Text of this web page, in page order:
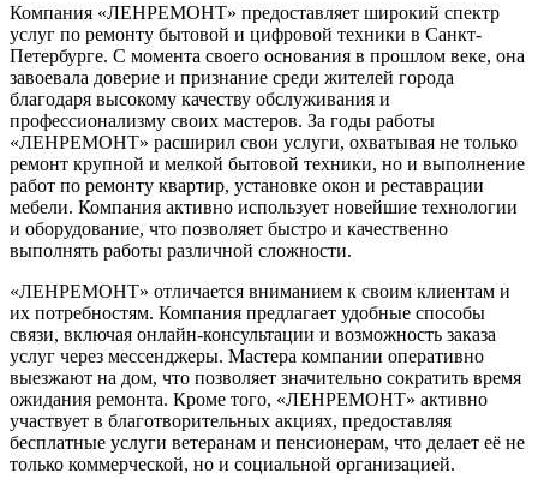
Компания «ЛЕНРЕМОНТ» предоставляет широкий спектр
услуг по ремонту бытовой и цифровой техники в Санкт-
Петербурге. С момента своего основания в прошлом веке, она
завоевала доверие и признание среди жителей города
благодаря высокому качеству обслуживания и
профессионализму своих мастеров. За годы работы
«ЛЕНРЕМОНТ» расширил свои услуги, охватывая не только
ремонт крупной и мелкой бытовой техники, но и выполнение
работ по ремонту квартир, установке окон и реставрации
мебели. Компания активно использует новейшие технологии
и оборудование, что позволяет быстро и качественно
выполнять работы различной сложности.
«ЛЕНРЕМОНТ» отличается вниманием к своим клиентам и
их потребностям. Компания предлагает удобные способы
связи, включая онлайн-консультации и возможность заказа
услуг через мессенджеры. Мастера компании оперативно
выезжают на дом, что позволяет значительно сократить время
ожидания ремонта. Кроме того, «ЛЕНРЕМОНТ» активно
участвует в благотворительных акциях, предоставляя
бесплатные услуги ветеранам и пенсионерам, что делает её не
только коммерческой, но и социальной организацией.